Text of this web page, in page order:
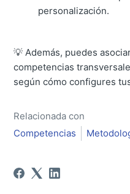
personalización.
💡 Además, puedes
competencias
según cómo configures
Relacionada con
Competencias